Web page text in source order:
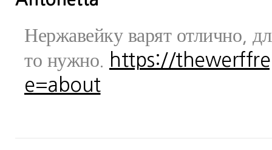
Нержавейку варят отлично,
то нужно.
https://
e=about